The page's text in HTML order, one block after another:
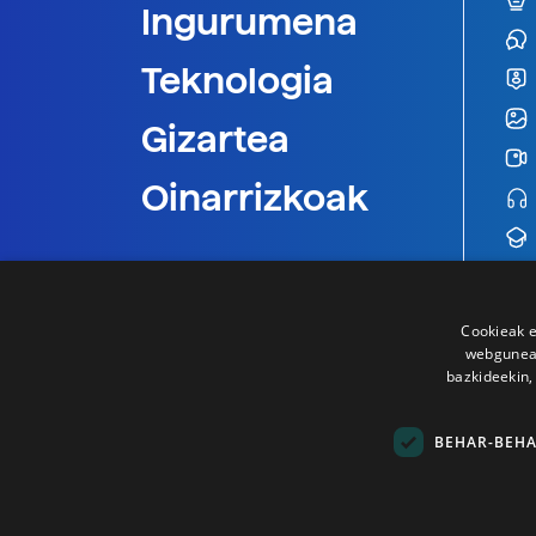
Ingurumena
Teknologia
Gizartea
Oinarrizkoak
Cookieak
BEHAR-